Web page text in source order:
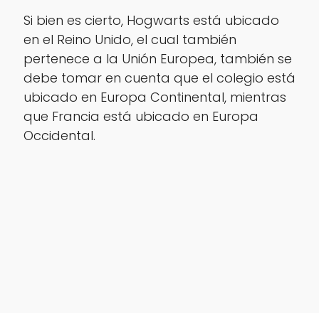
Si bien es cierto, Hogwarts está ubicado
en el Reino Unido, el cual también
pertenece a la Unión Europea, también se
debe tomar en cuenta que el colegio está
ubicado en Europa Continental, mientras
que Francia está ubicado en Europa
Occidental.